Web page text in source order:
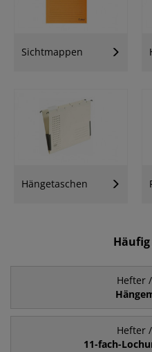
Sichtmappen
Hängetaschen
Hefter
Hefter
11-fach-